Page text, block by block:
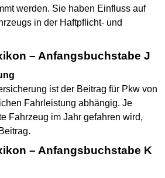
werden. Sie haben Einfluss auf
in der Haftpflicht- und
– Anfangsbuchstabe J
ist der Beitrag für Pkw von
Fahrleistung abhängig. Je
Fahrzeug im Jahr gefahren wird,
– Anfangsbuchstabe K